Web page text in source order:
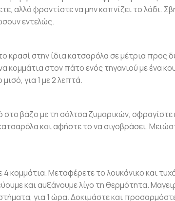
αλλά φροντίστε να μην καπνίζει το λάδι.
εντελώς.
κρασί στην ίδια κατσαρόλα σε μέτρια προς
κομμάτια στον πάτο ενός τηγανιού με ένα
για 1 με 2 λεπτά.
βάζο με τη σάλτσα ζυμαρικών, σφραγίστε
και αφήστε το να σιγοβράσει.
4 κομμάτια. Μεταφέρετε το λουκάνικο και
και αυξάνουμε λίγο τη θερμότητα.
για 1 ώρα. Δοκιμάστε και